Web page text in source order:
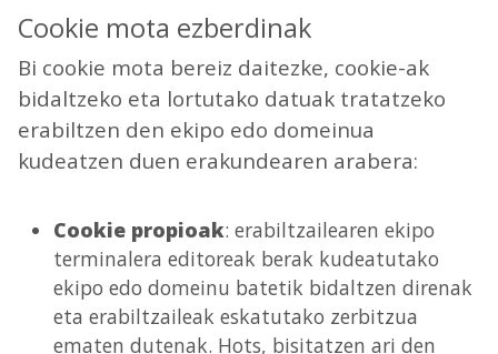
Cookie mota ezberdinak
Bi cookie mota bereiz daitezke, cookie-ak
bidaltzeko eta lortutako datuak tratatzeko
erabiltzen den ekipo edo domeinua
kudeatzen duen erakundearen arabera:
Cookie propioak: erabiltzailearen ekipo
terminalera editoreak berak kudeatutako
ekipo edo domeinu batetik bidaltzen direnak
eta erabiltzaileak eskatutako zerbitzua
ematen dutenak. Hots, bisitatzen ari den